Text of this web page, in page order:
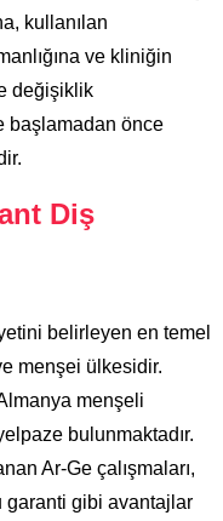
kullanılan
ve kliniğin
değişiklik
başlamadan önce
Diş
belirleyen en temel
menşei ülkesidir.
menşeli
bulunmaktadır.
Ar-Ge çalışmaları,
garanti gibi avantajlar